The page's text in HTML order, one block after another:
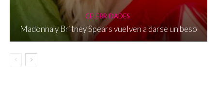
CELEBRIDADES
Madonna y Britney Spears vuelven a darse un beso